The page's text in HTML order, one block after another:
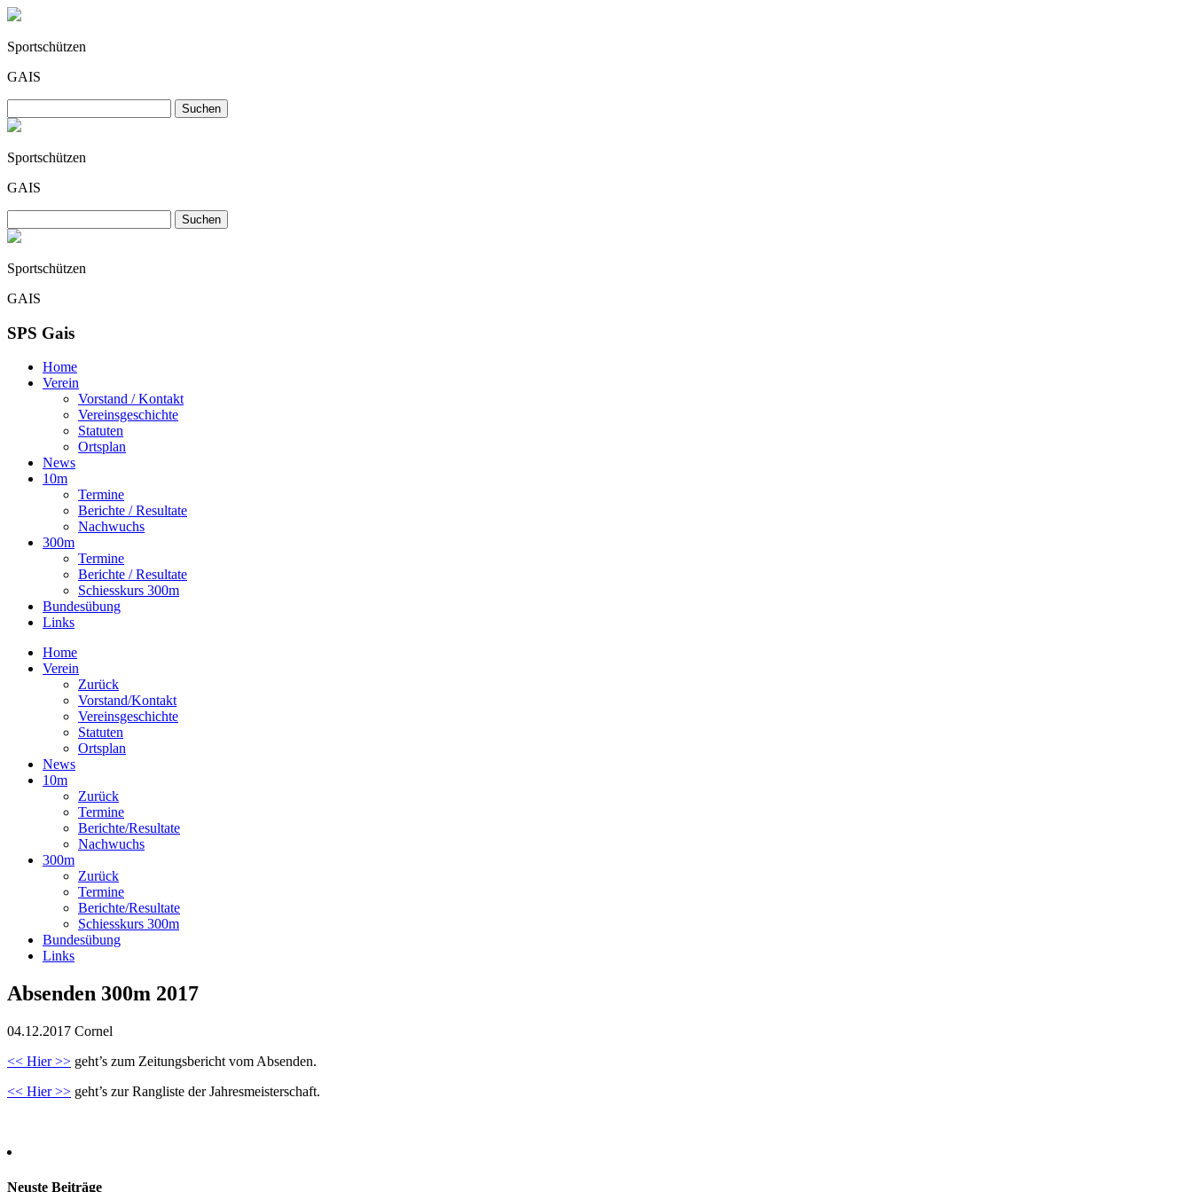
Sportschützen
GAIS
Sportschützen
GAIS
Sportschützen
GAIS
SPS Gais
Home
Verein
Vorstand / Kontakt
Vereinsgeschichte
Statuten
Ortsplan
News
10m
Termine
Berichte / Resultate
Nachwuchs
300m
Termine
Berichte / Resultate
Schiesskurs 300m
Bundesübung
Links
Home
Verein
Zurück
Vorstand/Kontakt
Vereinsgeschichte
Statuten
Ortsplan
News
10m
Zurück
Termine
Berichte/Resultate
Nachwuchs
300m
Zurück
Termine
Berichte/Resultate
Schiesskurs 300m
Bundesübung
Links
Absenden 300m 2017
04.12.2017 Cornel
<< Hier >> geht’s zum Zeitungsbericht vom Absenden.
<< Hier >> geht’s zur Rangliste der Jahresmeisterschaft.
Neuste Beiträge